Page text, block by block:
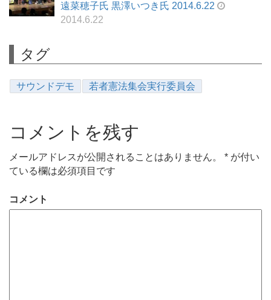
遠菜穂子氏 黒澤いつき氏 2014.6.22
2014.6.22
タグ
サウンドデモ 若者憲法集会実行委員会
コメントを残す
メールアドレスが公開されることはありません。 * が付い
ている欄は必須項目です
コメント